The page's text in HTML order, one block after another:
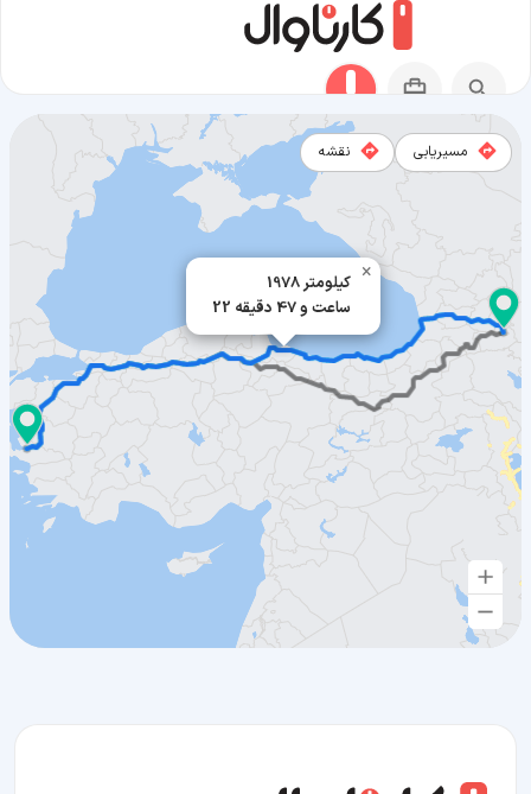
1978 کیلومتر
22 ساعت و 47 دقیقه
×
مسیریابی نقشه
مسیر تفلیس به ازمیر